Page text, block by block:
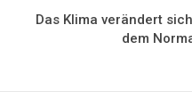
Das Klima verändert
dem